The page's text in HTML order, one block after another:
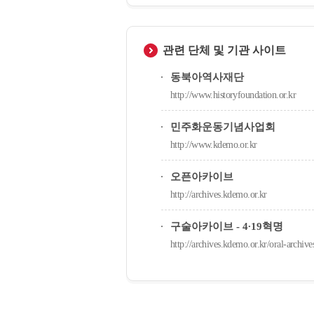
관련 단체 및 기관 사이트
동북아역사재단
http://www.historyfoundation.or.kr
민주화운동기념사업회
http://www.kdemo.or.kr
오픈아카이브
http://archives.kdemo.or.kr
구술아카이브 - 4∙19혁명
http://archives.kdemo.or.kr/oral-